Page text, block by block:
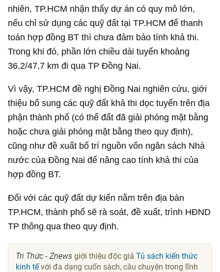
nhiên, TP.HCM nhận thấy dự án có quy mô lớn,
nếu chỉ sử dụng các quỹ đất tại TP.HCM để thanh
toán hợp đồng BT thì chưa đảm bảo tính khả thi.
Trong khi đó, phần lớn chiều dài tuyến khoảng
36,2/47,7 km đi qua TP Đồng Nai.
Vì vậy, TP.HCM đề nghị Đồng Nai nghiên cứu, giới
thiệu bổ sung các quỹ đất khả thi dọc tuyến trên địa
phận thành phố (có thể đất đã giải phóng mặt bằng
hoặc chưa giải phóng mặt bằng theo quy định),
cũng như đề xuất bố trí nguồn vốn ngân sách Nhà
nước của Đồng Nai để nâng cao tính khả thi của
hợp đồng BT.
Đối với các quỹ đất dự kiến nằm trên địa bàn
TP.HCM, thành phố sẽ rà soát, đề xuất, trình HĐND
TP thông qua theo quy định.
Tri Thức - Znews giới thiệu độc giảTủ sách kiến thức
kinh tếvới đa dạng cuốn sách, câu chuyện trong lĩnh